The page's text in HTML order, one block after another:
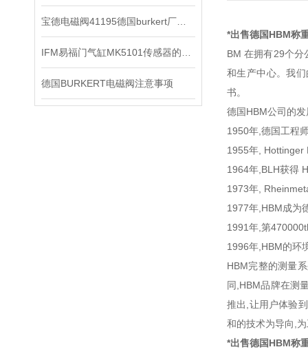
德国BURKERT电磁阀注意事项
*出售德国HBM称
BM 在拥有29个分
和生产中心。我
书。
德国HBM公司的
1950年,德国工程
1955年, Hottinger
1964年,BLH获得
1973年,
1977年,HBM成为
1991年,第
1996年,HBM的环
HBM完整的测量
同,HBM品牌在测
推出,让用户体验
和的技术为导向,
*出售德国HBM称